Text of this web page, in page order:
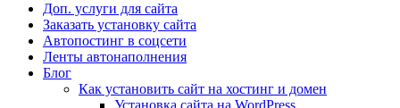
Доп. услуги для сайта
Заказать установку сайта
Автопостинг в соцсети
Ленты автонаполнения
Блог
Как установить сайт на хостинг и домен
Установка сайта на WordPress.